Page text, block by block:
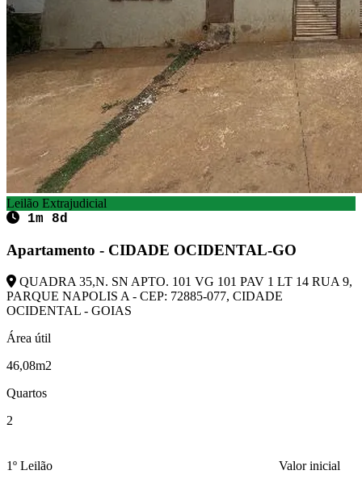
Leilão Extrajudicial
1m 8d
Apartamento - CIDADE OCIDENTAL-GO
QUADRA 35,N. SN APTO. 101 VG 101 PAV 1 LT 14 RUA 9,
PARQUE NAPOLIS A - CEP: 72885-077, CIDADE
OCIDENTAL - GOIAS
Área útil
46,08m2
Quartos
2
1º Leilão
Valor inicial